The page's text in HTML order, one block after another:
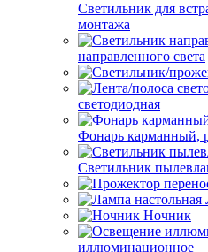
Светильник для
монтажа
направленного света
светодиодная
Фонарь карманный,
Светильник
Ночник
иллюминационное